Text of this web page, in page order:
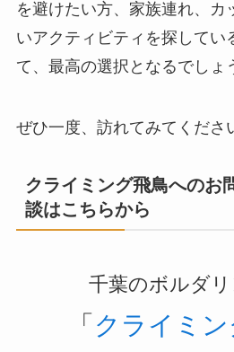
を避けたい方、家族連れ、カ
いアクティビティを探してい
て、最高の選択となるでしょ
ぜひ一度、訪れてみてくださ
クライミング飛鳥へのお
談はこちらから
千葉のボルダ
「 クライミン